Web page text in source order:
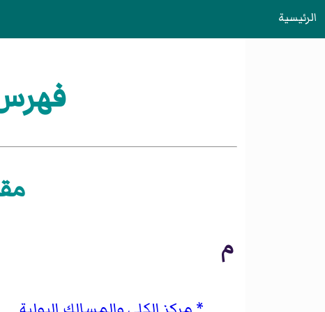
الرئيسية
م